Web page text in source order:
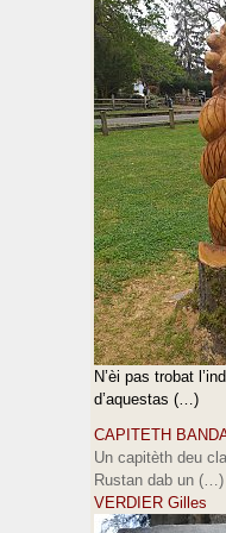
N’èi pas trobat
d’aquestas (…)
CAPITETH
Un capitèth deu
Rustan dab un (…)
VERDIER Gilles